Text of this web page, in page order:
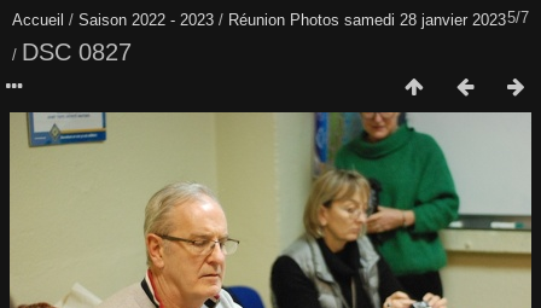
5/7
Accueil / Saison 2022 - 2023 / Réunion Photos samedi 28 janvier 2023
/ DSC 0827